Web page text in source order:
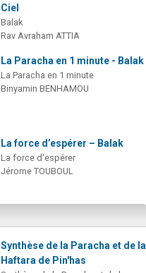
Ciel
Balak
Rav Avraham ATTIA
La Paracha en 1 minute - Balak
La Paracha en 1 minute
Binyamin BENHAMOU
La force d’espérer – Balak
La force d'espérer
Jérome TOUBOUL
Synthèse de la Paracha et de la
Haftara de Pin'has